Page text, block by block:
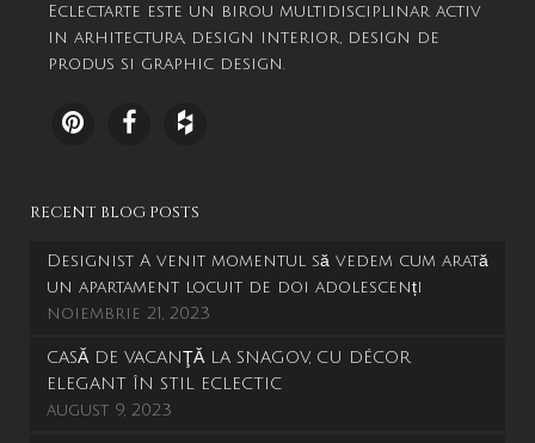
Eclectarte este un birou multidisciplinar activ
in arhitectura, design interior, design de
produs si graphic design.
RECENT BLOG POSTS
Designist A venit momentul să vedem cum arată
un apartament locuit de doi adolescenți
noiembrie 21, 2023
CASĂ DE VACANŢĂ LA SNAGOV, CU DÉCOR
ELEGANT ÎN STIL ECLECTIC
august 9, 2023